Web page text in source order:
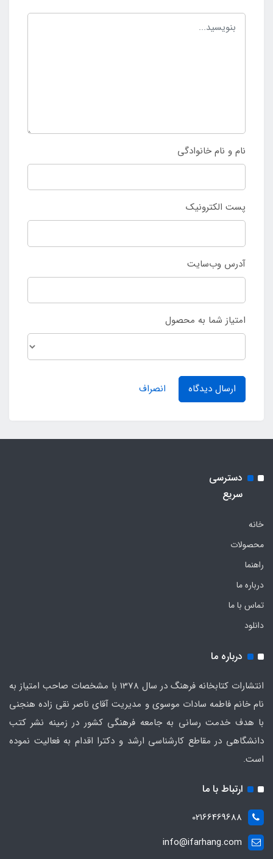
نام و نام خانوادگی
پست الکترونیک
آدرس وب‌سایت
امتیاز شما به محصول
ارسال دیدگاه انصراف
دسترسی
سریع
خانه
محصولات
راهنما
درباره ما
تماس با ما
دانلود
درباره ما
انتشارات کتابخانه فرهنگ در سال 1378 با مشخصات صاحب امتیاز به
نام خانم فاطمه سادات موسوی و مدیریت آقای ناصر نقی زاده هنجنی
با هدف خدمت رسانی به جامعه فرهنگی کشور در زمینه نشر کتب
دانشگاهی در مقاطع کارشناسی ارشد و دکترا اقدام به فعالیت نموده
است.
ارتباط با ما
02166469688
info@ifarhang.com